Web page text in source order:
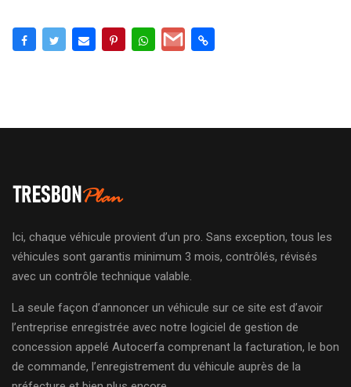
Ici, chaque véhicule provient d’un pro. Sans exception, tous les
véhicules sont garantis minimum 3 mois, contrôlés, révisés
avec un contrôle technique valable.
La seule façon d’annoncer un véhicule sur ce site est d’avoir
l’entreprise enregistrée avec notre logiciel de gestion de
concession appelé Autocerfa comprenant la facturation, le bon
de commande, l’enregistrement du véhicule auprès de la